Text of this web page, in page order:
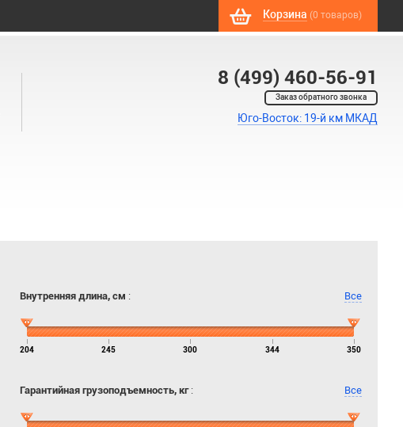
Корзина (0 товаров)
8 (499) 460-56-91
Заказ обратного звонка
Юго-Восток: 19-й км МКАД
Внутренняя длина, см : Все
204 245 300 344 350
Гарантийная грузоподъемность, кг: Все